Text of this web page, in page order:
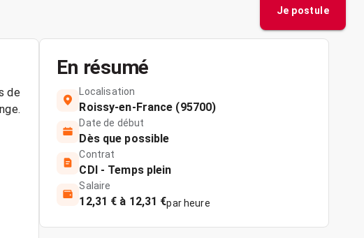
Je postule
de
En résumé
Localisation
Roissy-en-France (95700)
Date de début
Dès que possible
Contrat
CDI - Temps plein
Salaire
12,31 € à 12,31 €par heure